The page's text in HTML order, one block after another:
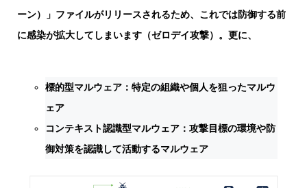
ーン）」ファイルがリリースされるため、これでは防御する前
に感染が拡大してしまいます（ゼロデイ攻撃）。更に、
標的型マルウェア：特定の組織や個人を狙ったマルウ
ェア
コンテキスト認識型マルウェア：攻撃目標の環境や防
御対策を認識して活動するマルウェア